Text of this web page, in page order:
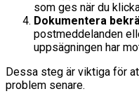
som ges när du
Dokumentera
postmeddelanden
uppsägningen har
Dessa steg är viktiga för
problem senare.